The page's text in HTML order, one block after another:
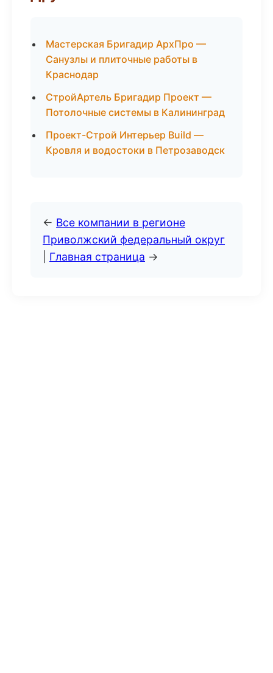
Мастерская Бригадир АрхПро —
Санузлы и плиточные работы в
Краснодар
СтройАртель Бригадир Проект —
Потолочные системы в Калининград
Проект-Строй Интерьер Build —
Кровля и водостоки в Петрозаводск
← Все компании в регионе
Приволжский федеральный округ
Главная страница →